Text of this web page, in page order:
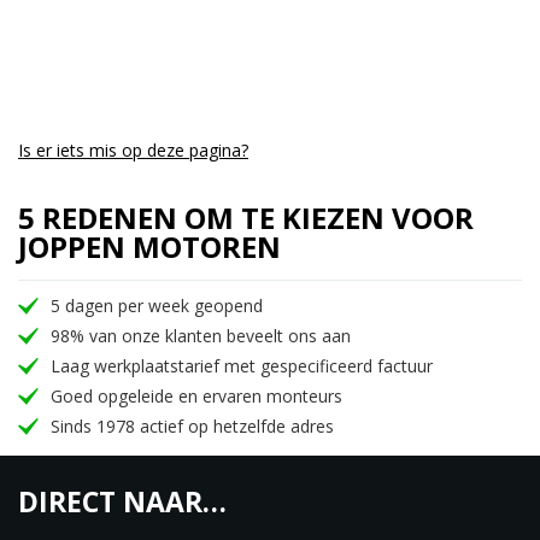
zuiniger rijdt.
Motors en water gaan niet samen. Maar een écht
avontuur is niet compleet zonder wateroversteek.
Daarom hebben we de Himalayan van een hoge
luchtinlaat onder de tank voorzien, zodat je
moeiteloos door hoog water kunt crossen.
Zadelhoogte
Niemand wil zijn rit onderbreken vanwege
uitgerust met een instelbaar zadel uit twee delen
Is er iets mis op deze pagina?
5 REDENEN OM TE KIEZEN VOOR
JOPPEN MOTOREN
5 dagen per week geopend
98% van onze klanten beveelt ons aan
Laag werkplaatstarief met gespecificeerd factuur
Goed opgeleide en ervaren monteurs
Sinds 1978 actief op hetzelfde adres
DIRECT NAAR…